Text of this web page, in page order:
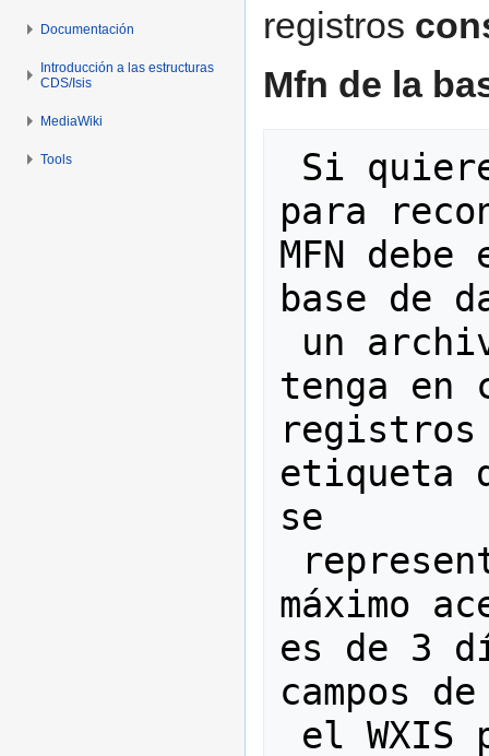
registros
Mfn de la
para
MFN
base de
tenga en
registros
etiqueta
se
máximo
es de 3
campos
Documentación
Introducción a las estructuras
CDS/Isis
MediaWiki
Tools